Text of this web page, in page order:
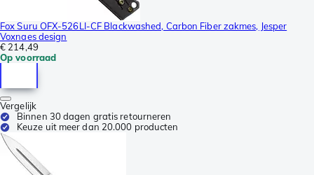
Fox Suru OFX-526LI-CF Blackwashed, Carbon Fiber zakmes, Jesper
Voxnaes design
€ 214,49
Op voorraad
Vergelijk
Binnen 30 dagen gratis retourneren
Keuze uit meer dan 20.000 producten